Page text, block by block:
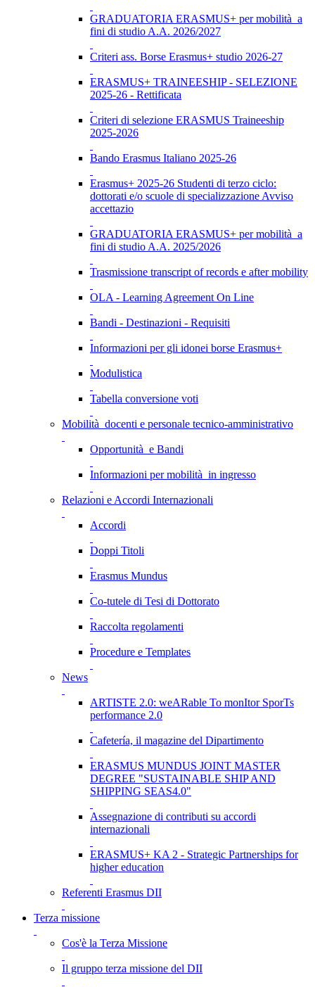
GRADUATORIA ERASMUS+ per mobilità a
fini di studio A.A. 2026/2027
Criteri ass. Borse Erasmus+ studio 2026-27
ERASMUS+ TRAINEESHIP - SELEZIONE
2025-26 - Rettificata
Criteri di selezione ERASMUS Traineeship
2025-2026
Bando Erasmus Italiano 2025-26
Erasmus+ 2025-26 Studenti di terzo ciclo:
dottorati e/o scuole di specializzazione Avviso
accettazio
GRADUATORIA ERASMUS+ per mobilità a
fini di studio A.A. 2025/2026
Trasmissione transcript of records e after mobility
OLA - Learning Agreement On Line
Bandi - Destinazioni - Requisiti
Informazioni per gli idonei borse Erasmus+
Modulistica
Tabella conversione voti
Mobilità docenti e personale tecnico-amministrativo
Opportunità e Bandi
Informazioni per mobilità in ingresso
Relazioni e Accordi Internazionali
Accordi
Doppi Titoli
Erasmus Mundus
Co-tutele di Tesi di Dottorato
Raccolta regolamenti
Procedure e Templates
News
ARTISTE 2.0: weARable To monItor SporTs
performance 2.0
Cafetería, il magazine del Dipartimento
ERASMUS MUNDUS JOINT MASTER
DEGREE "SUSTAINABLE SHIP AND
SHIPPING SEAS4.0"
Assegnazione di contributi su accordi
internazionali
ERASMUS+ KA 2 - Strategic Partnerships for
higher education
Referenti Erasmus DII
Terza missione
Cos'è la Terza Missione
Il gruppo terza missione del DII